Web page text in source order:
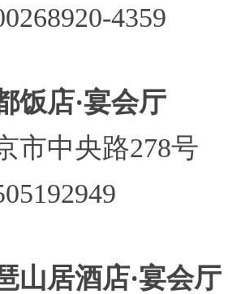
4359
饭店·宴会厅
市中央路278号
山居酒店·宴会厅